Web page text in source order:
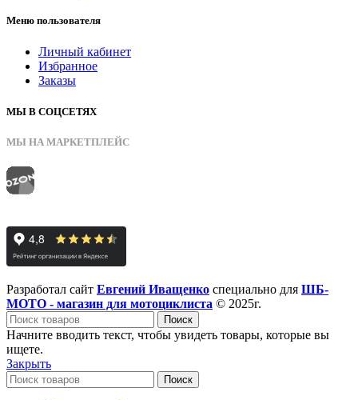
Меню пользователя
Личный кабинет
Избранное
Заказы
МЫ В СОЦСЕТЯХ
МЫ НА МАРКЕТПЛЕЙС
Разработал сайт Евгений Иващенко специально для ШБ-
МОТО - магазин для мотоциклиста © 2025г.
Поиск
Начните вводить текст, чтобы увидеть товары, которые вы
ищете.
Закрыть
Поиск